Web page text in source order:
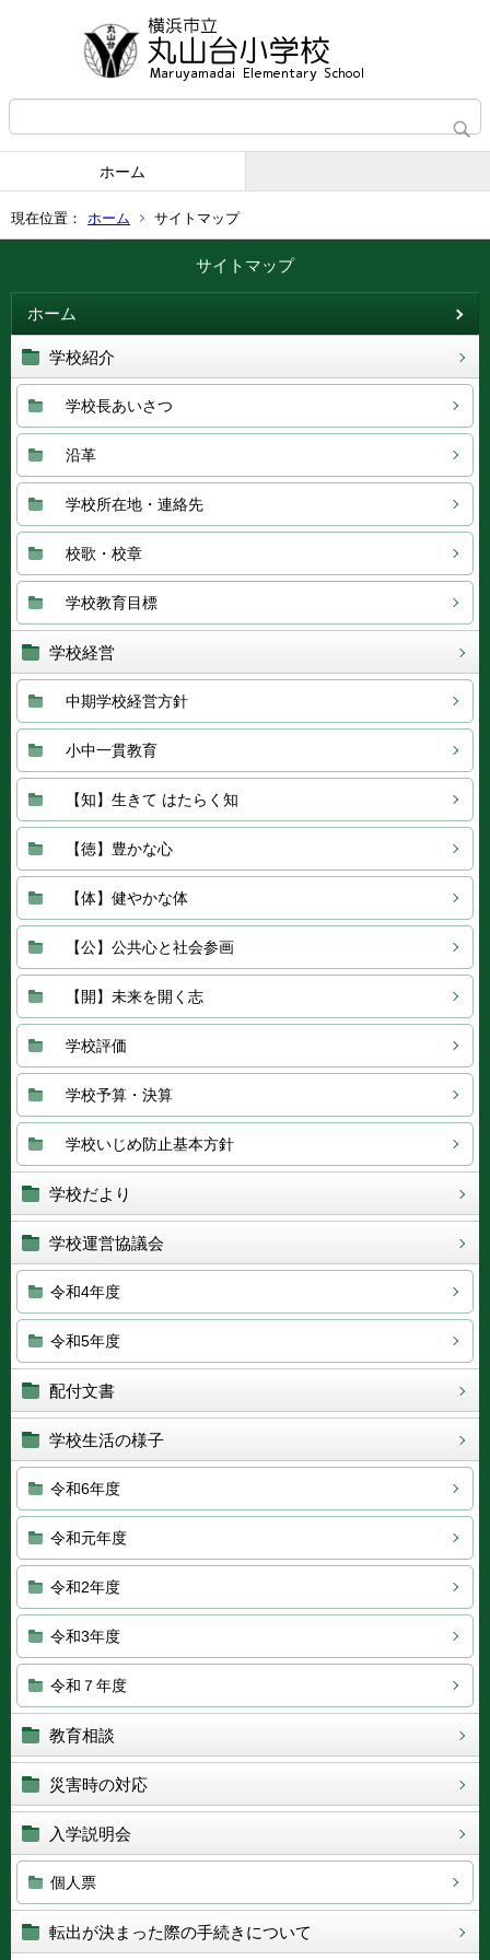
ホーム
現在位置： ホーム サイトマップ
サイトマップ
ホーム
学校紹介
学校長あいさつ
沿革
学校所在地・連絡先
校歌・校章
学校教育目標
学校経営
中期学校経営方針
小中一貫教育
【知】生きて はたらく知
【徳】豊かな心
【体】健やかな体
【公】公共心と社会参画
【開】未来を開く志
学校評価
学校予算・決算
学校いじめ防止基本方針
学校だより
学校運営協議会
令和4年度
令和5年度
配付文書
学校生活の様子
令和6年度
令和元年度
令和2年度
令和3年度
令和７年度
教育相談
災害時の対応
入学説明会
個人票
転出が決まった際の手続きについて